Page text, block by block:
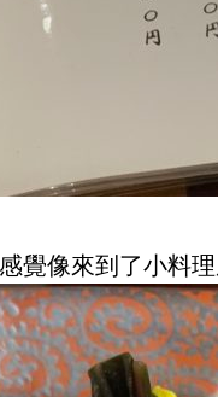
覺像來到了小料